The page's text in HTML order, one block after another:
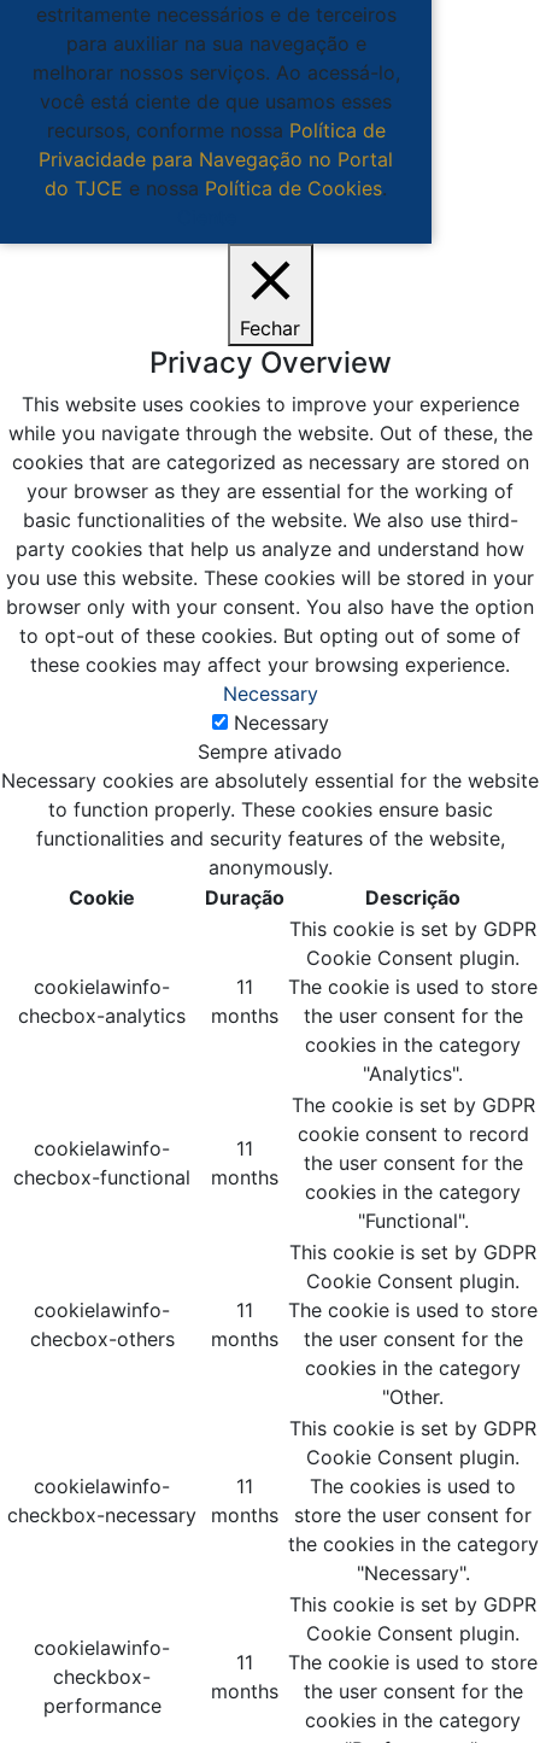
estritamente necessários e de terceiros
para auxiliar na sua navegação e
melhorar nossos serviços. Ao acessá-lo,
você está ciente de que usamos esses
recursos, conforme nossa Política de
Privacidade para Navegação no Portal
do TJCE e nossa Política de Cookies.
Fechar
Privacy Overview
This website uses cookies to improve your experience
while you navigate through the website. Out of these, the
cookies that are categorized as necessary are stored on
your browser as they are essential for the working of
basic functionalities of the website. We also use third-
party cookies that help us analyze and understand how
you use this website. These cookies will be stored in your
browser only with your consent. You also have the option
to opt-out of these cookies. But opting out of some of
these cookies may affect your browsing experience.
Necessary
Necessary
Sempre ativado
Necessary cookies are absolutely essential for the website
to function properly. These cookies ensure basic
functionalities and security features of the website,
anonymously.
Cookie
Duração Descrição
cookielawinfo-
checbox-analytics
11
months
This cookie is set by GDPR
Cookie Consent plugin.
The cookie is used to store
the user consent for the
cookies in the category
"Analytics".
cookielawinfo-
checbox-functional
11
months
The cookie is set by GDPR
cookie consent to record
the user consent for the
cookies in the category
"Functional".
cookielawinfo-
checbox-others
11
months
This cookie is set by GDPR
Cookie Consent plugin.
The cookie is used to store
the user consent for the
cookies in the category
"Other.
cookielawinfo-
checkbox-necessary
11
months
This cookie is set by GDPR
Cookie Consent plugin.
The cookies is used to
store the user consent for
the cookies in the category
"Necessary".
cookielawinfo-
checkbox-
performance
11
months
This cookie is set by GDPR
Cookie Consent plugin.
The cookie is used to store
the user consent for the
cookies in the category